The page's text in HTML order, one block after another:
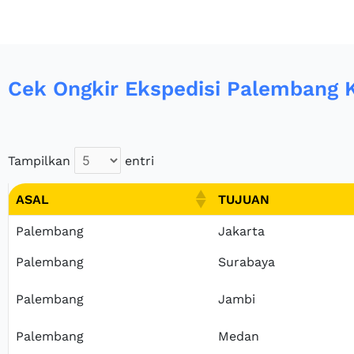
Cek Ongkir Ekspedisi Palembang
Tampilkan entri
ASAL TUJUAN
ASAL
TUJUAN
Palembang Jakarta
Palembang Surabaya
Palembang Jambi
Palembang Medan